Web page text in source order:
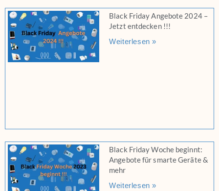
Black Friday Angebote 2024 –
Jetzt entdecken !!!
Weiterlesen »
Black Friday Woche beginnt:
Angebote für smarte Geräte &
mehr
Weiterlesen »